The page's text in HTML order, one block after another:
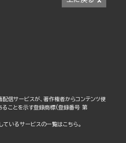
信サービスが、著作権者からコンテンツ使
ることを示す登録商標(登録番号 第
いるサービスの一覧はこちら。